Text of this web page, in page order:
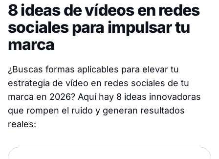
8 ideas de vídeos en redes
sociales para impulsar tu
marca
¿Buscas formas aplicables para elevar tu
estrategia de vídeo en redes sociales de tu
marca en 2026? Aquí hay 8 ideas innovadoras
que rompen el ruido y generan resultados
reales: